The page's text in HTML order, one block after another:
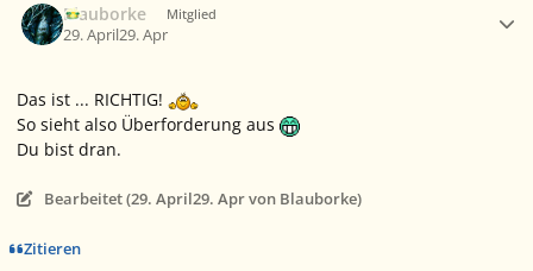
Blauborke Mitglied
29. April29. Apr
Das ist ... RICHTIG!
So sieht also Überforderung aus
Du bist dran.
Bearbeitet (29. April29. Aprvon Blauborke)
Zitieren